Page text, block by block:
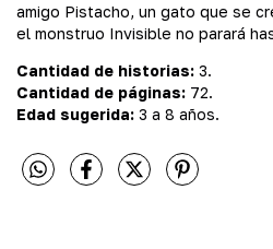
amigo Pistacho, un gato que se
el monstruo Invisible no parará
Cantidad de historias: 3.
Cantidad de páginas: 72.
Edad sugerida: 3 a 8 años.